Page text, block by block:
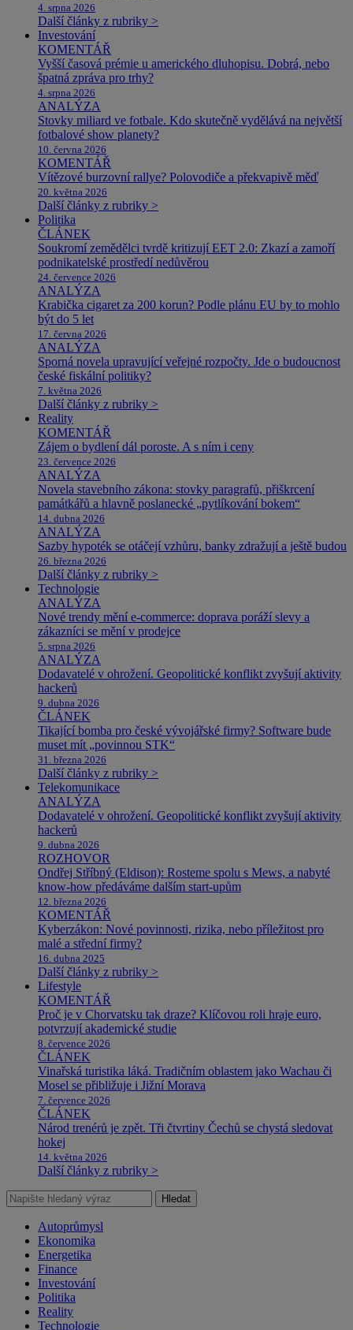
4. srpna 2026
Další články z rubriky >
Investování
KOMENTÁŘ
Vyšší časová prémie u amerického dluhopisu. Dobrá, nebo
špatná zpráva pro trhy?
4. srpna 2026
ANALÝZA
Stovky miliard ve fotbale. Kdo skutečně vydělává na největší
fotbalové show planety?
10. června 2026
KOMENTÁŘ
Vítězové burzovní rallye? Polovodiče a překvapivě měď
20. května 2026
Další články z rubriky >
Politika
ČLÁNEK
Soukromí zemědělci tvrdě kritizují EET 2.0: Zkazí a zamoří
podnikatelské prostředí nedůvěrou
24. července 2026
ANALÝZA
Krabička cigaret za 200 korun? Podle plánu EU by to mohlo
být do 5 let
17. června 2026
ANALÝZA
Sporná novela upravující veřejné rozpočty. Jde o budoucnost
české fiskální politiky?
7. května 2026
Další články z rubriky >
Reality
KOMENTÁŘ
Zájem o bydlení dál poroste. A s ním i ceny
23. července 2026
ANALÝZA
Novela stavebního zákona: stovky paragrafů, přiškrcení
památkářů a hlavně poslanecké „pytlíkování bokem“
14. dubna 2026
ANALÝZA
Sazby hypoték se otáčejí vzhůru, banky zdražují a ještě budou
26. března 2026
Další články z rubriky >
Technologie
ANALÝZA
Nové trendy mění e-commerce: doprava poráží slevy a
zákazníci se mění v prodejce
5. srpna 2026
ANALÝZA
Dodavatelé v ohrožení. Geopolitické konflikt zvyšují aktivity
hackerů
9. dubna 2026
ČLÁNEK
Tikající bomba pro české vývojářské firmy? Software bude
muset mít „povinnou STK“
31. března 2026
Další články z rubriky >
Telekomunikace
ANALÝZA
Dodavatelé v ohrožení. Geopolitické konflikt zvyšují aktivity
hackerů
9. dubna 2026
ROZHOVOR
Ondřej Stříbný (Eldison): Rosteme spolu s Mews, a nabyté
know-how předáváme dalším start-upům
12. března 2026
KOMENTÁŘ
Kyberzákon: Nové povinnosti, rizika, nebo příležitost pro
malé a střední firmy?
16. dubna 2025
Další články z rubriky >
Lifestyle
KOMENTÁŘ
Proč je v Chorvatsku tak draze? Klíčovou roli hraje euro,
potvrzují akademické studie
8. července 2026
ČLÁNEK
Vinařská turistika láká. Tradičním oblastem jako Wachau či
Mosel se přibližuje i Jižní Morava
7. července 2026
ČLÁNEK
Národ trenérů je zpět. Tři čtvrtiny Čechů se chystá sledovat
hokej
14. května 2026
Další články z rubriky >
Hledat
Autoprůmysl
Ekonomika
Energetika
Finance
Investování
Politika
Reality
Technologie